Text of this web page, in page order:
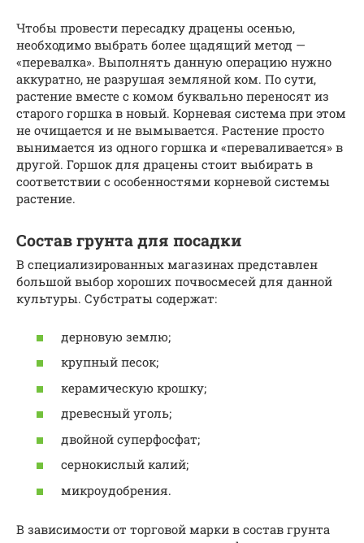
Чтобы провести пересадку драцены осенью,
необходимо выбрать более щадящий метод —
«перевалка». Выполнять данную операцию нужно
аккуратно, не разрушая земляной ком. По сути,
растение вместе с комом буквально переносят из
старого горшка в новый. Корневая система при этом
не очищается и не вымывается. Растение просто
вынимается из одного горшка и «переваливается» в
другой. Горшок для драцены стоит выбирать в
соответствии с особенностями корневой системы
растение.
Состав грунта для посадки
В специализированных магазинах представлен
большой выбор хороших почвосмесей для данной
культуры. Субстраты содержат:
дерновую землю;
крупный песок;
керамическую крошку;
древесный уголь;
двойной суперфосфат;
сернокислый калий;
микроудобрения.
В зависимости от торговой марки в состав грунта